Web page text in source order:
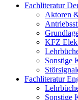
Fachliteratur
Aktoren
KFZ
Sonstige
Fachliteratur
Sonstige